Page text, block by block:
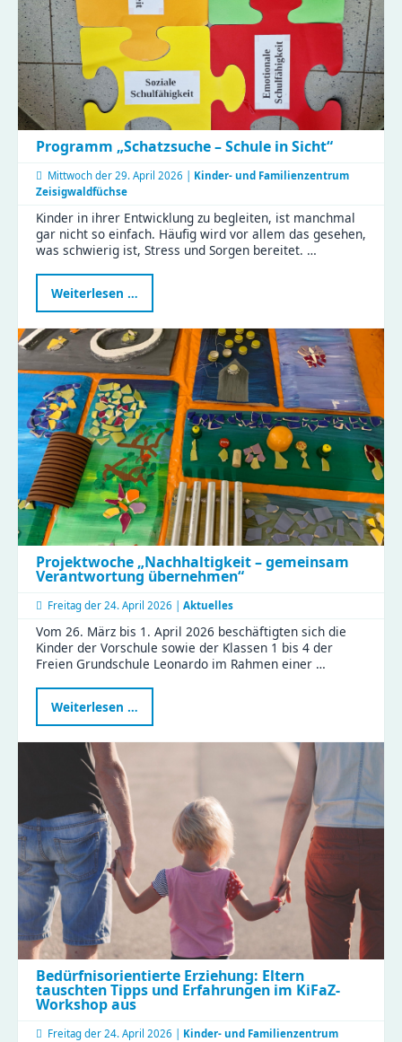
Programm „Schatzsuche – Schule in Sicht“
Mittwoch der 29. April 2026 | Kinder- und Familienzentrum
Zeisigwaldfüchse
Kinder in ihrer Entwicklung zu begleiten, ist manchmal
gar nicht so einfach. Häufig wird vor allem das gesehen,
was schwierig ist, Stress und Sorgen bereitet. …
Weiterlesen …
„Schatzsuche
Schule
in
Sicht“
Projektwoche „Nachhaltigkeit – gemeinsam
Verantwortung übernehmen“
Freitag der 24. April 2026 | Aktuelles
Vom 26. März bis 1. April 2026 beschäftigten sich die
Kinder der Vorschule sowie der Klassen 1 bis 4 der
Freien Grundschule Leonardo im Rahmen einer …
Weiterlesen …
„Nachhaltigkeit
–
Bedürfnisorientierte Erziehung: Eltern
tauschten Tipps und Erfahrungen im KiFaZ-
Workshop aus
Freitag der 24. April 2026 | Kinder- und Familienzentrum